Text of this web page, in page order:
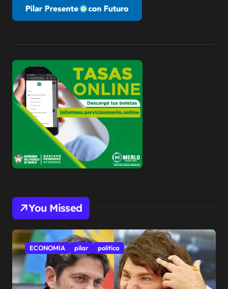
You Missed
ECONOMIA pilar politíca